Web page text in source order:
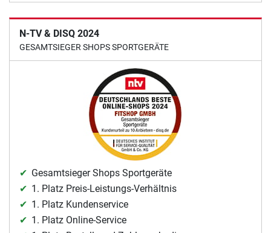
N-TV & DISQ 2024
GESAMTSIEGER SHOPS SPORTGERÄTE
Gesamtsieger Shops Sportgeräte
1. Platz Preis-Leistungs-Verhältnis
1. Platz Kundenservice
1. Platz Online-Service